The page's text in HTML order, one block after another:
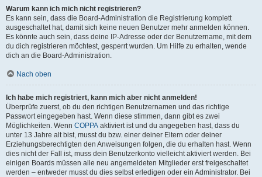
Warum kann ich mich nicht registrieren?
Es kann sein, dass die Board-Administration die Registrierung komplett
ausgeschaltet hat, damit sich keine neuen Benutzer mehr anmelden können.
Es könnte auch sein, dass deine IP-Adresse oder der Benutzername, mit dem
du dich registrieren möchtest, gesperrt wurden. Um Hilfe zu erhalten, wende
dich an die Board-Administration.
Nach oben
Ich habe mich registriert, kann mich aber nicht anmelden!
Überprüfe zuerst, ob du den richtigen Benutzernamen und das richtige
Passwort eingegeben hast. Wenn diese stimmen, dann gibt es zwei
Möglichkeiten. Wenn COPPA aktiviert ist und du angegeben hast, dass du
unter 13 Jahre alt bist, musst du bzw. einer deiner Eltern oder deiner
Erziehungsberechtigten den Anweisungen folgen, die du erhalten hast. Wenn
dies nicht der Fall ist, muss dein Benutzerkonto vielleicht aktiviert werden. Bei
einigen Boards müssen alle neu angemeldeten Mitglieder erst freigeschaltet
werden – entweder musst du dies selbst erledigen oder ein Administrator. Bei